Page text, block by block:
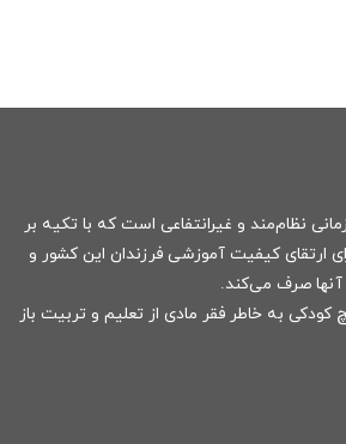
نظام‌مند و غیرانتفاعی است که با تکیه بر
ارتقای کیفیت آموزشی فرزندان این کشور و
آنها صرف می‌کند.
به خاطر فقر مادی از تعلیم و تربیت باز